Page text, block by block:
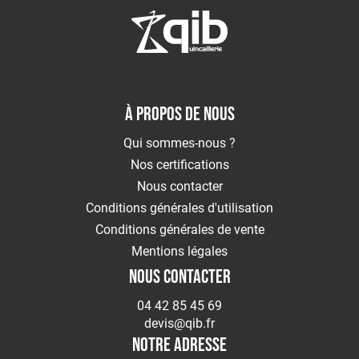
respiratoires
Protection
Protection
Antichute
Détection
gaz
Protection
soudeur
OUTILLAGE
Outillage
Outillage
Rangement
À PROPOS DE NOUS
Qui sommes-nous ?
Nos certifications
Nous contacter
Conditions générales d'utilisation
Conditions générales de vente
Mentions légales
NOUS CONTACTER
04 42 85 45 69
devis@qib.fr
NOTRE ADRESSE